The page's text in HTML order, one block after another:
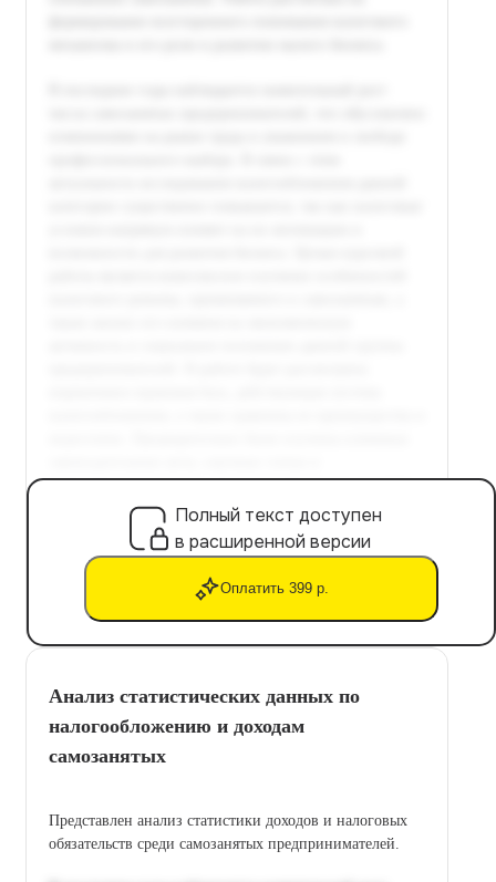
Полный текст доступен
в расширенной версии
Оплатить 399 р.
Анализ статистических данных по
налогообложению и доходам
самозанятых
Представлен анализ статистики доходов и налоговых
обязательств среди самозанятых предпринимателей.